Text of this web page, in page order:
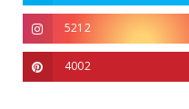
5212
4002